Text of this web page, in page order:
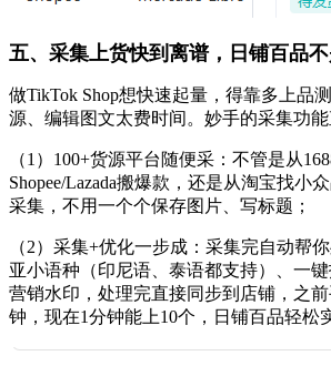
五、采集上货快到离谱，日铺百品
做TikTok Shop想快速起量，得靠多上品
源、编辑图文太费时间。妙手的采集功能
（1 ） 100+货源平台随便采：不管是从
Shopee/Lazada搬爆款，还是从淘宝找小
采集，不用一个个保存图片、写标题；
（2） 采集+优化一步成：采集完自动帮
亚小语种（印尼语、泰语都支持）、一
营销水印，处理完直接同步到店铺，之
钟，现在1分钟能上10个，日铺百品轻松